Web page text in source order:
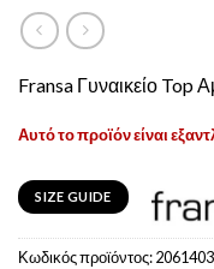
Fransa Γυναικείο Top
Αυτό το προϊόν είναι
SIZE GUIDE
Κωδικός προϊόντος: